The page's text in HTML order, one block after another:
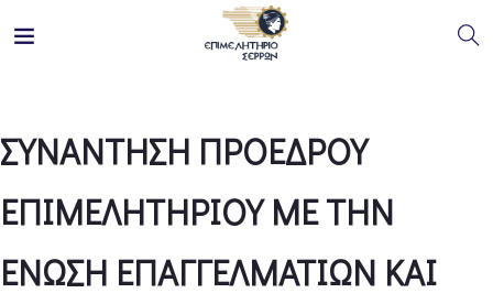
ΣΥΝΑΝΤΗΣΗ ΠΡΟΕΔΡΟΥ
ΕΠΙΜΕΛΗΤΗΡΙΟΥ ΜΕ ΤΗΝ
ΕΝΩΣΗ ΕΠΑΓΓΕΛΜΑΤΙΩΝ ΚΑΙ